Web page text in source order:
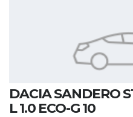
DACIA SANDERO
L 1.0 ECO-G 10